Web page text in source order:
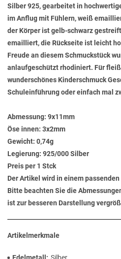
Silber 925, gearbeitet in
im Anflug mit Fühlern, weiß
der Körper ist gelb-schwarz
emailliert, die Rückseite ist leicht
Freude an diesem Schmuckstück
anlaufgeschützt rhodiniert. Für
wunderschönes Kinderschmuck
Schuleinführung oder einfach mal
Abmessung: 9x11mm
Öse innen: 3x2mm
Gewicht: 0,74g
Legierung: 925/000 Silber
Preis per 1 Stck
Der Artikel wird in einem
Bitte beachten Sie die
ist zur besseren Darstellung
Artikelmerkmale